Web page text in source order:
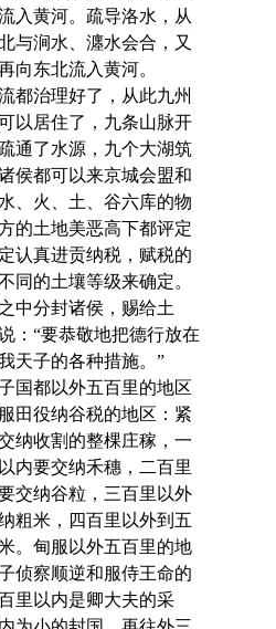
入黄河。疏导洛水，从
与涧水、瀍水会合，又
向东北流入黄河。
治理好了，从此九州
以居住了，九条山脉开
通了水源，九个大湖筑
侯都可以来京城会盟和
、火、土、谷六库的物
的土地美恶高下都评定
认真进贡纳税，赋税的
同的土壤等级来确定。
中分封诸侯，赐给土
：“要恭敬地把德行放在
天子的各种措施。”
都以外五百里的地区
田役纳谷税的地区：紧
纳收割的整棵庄稼，一
内要交纳禾穗，二百里
交纳谷粒，三百里以外
粗米，四百里以外到五
。甸服以外五百里的地
侦察顺逆和服侍王命的
里以内是卿大夫的采